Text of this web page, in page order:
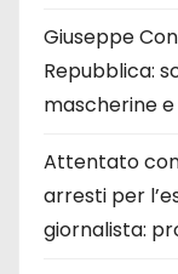
Giuseppe
Repubblica:
mascherine
Attentato
arresti per
giornalista: